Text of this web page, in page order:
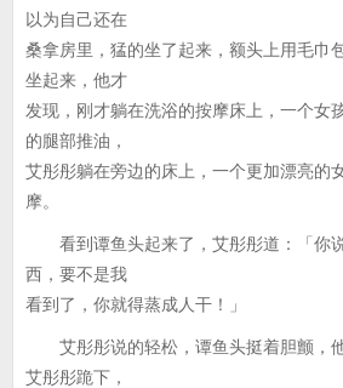
以为自己还在
桑拿房里，猛的坐了起来，额头上用毛巾
坐起来，他才
发现，刚才躺在洗浴的按摩床上，一个女
的腿部推油，
艾彤彤躺在旁边的床上，一个更加漂亮的
摩。
看到谭鱼头起来了，艾彤彤道：「你
西，要不是我
看到了，你就得蒸成人干！」
艾彤彤说的轻松，谭鱼头挺着胆颤，
艾彤彤跪下，